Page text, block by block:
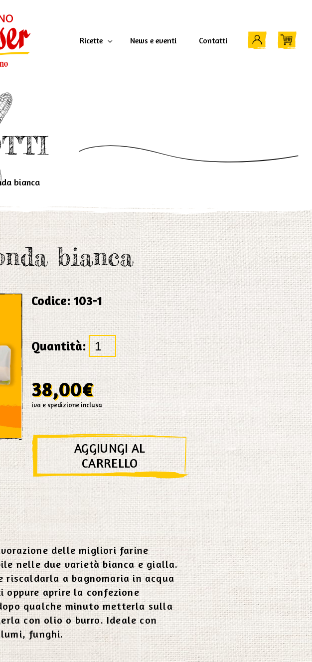
Ricette News e eventi Contatti
bianca
bianca
Codice:103-1
Quantità:
38,00€
iva e spedizione inclusa
AGGIUNGI AL
CARRELLO
delle migliori farine
nelle due varietà bianca e gialla.
riscaldarla a bagnomaria in acqua
aprire la confezione
qualche minuto metterla sulla
con olio o burro. Ideale con
funghi.